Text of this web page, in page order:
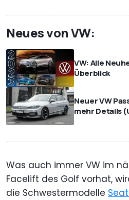
Neues von VW:
VW: Alle
Überblick
Neuer VW
mehr Details
Was auch immer VW im
Facelift des Golf vorhat,
die Schwestermodelle